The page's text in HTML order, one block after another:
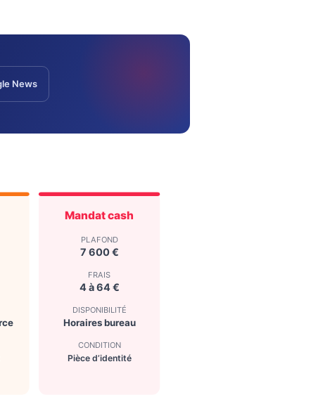
News
Mandat cash
PLAFOND
7 600 €
FRAIS
4 à 64 €
DISPONIBILITÉ
Horaires bureau
CONDITION
Pièce d’identité